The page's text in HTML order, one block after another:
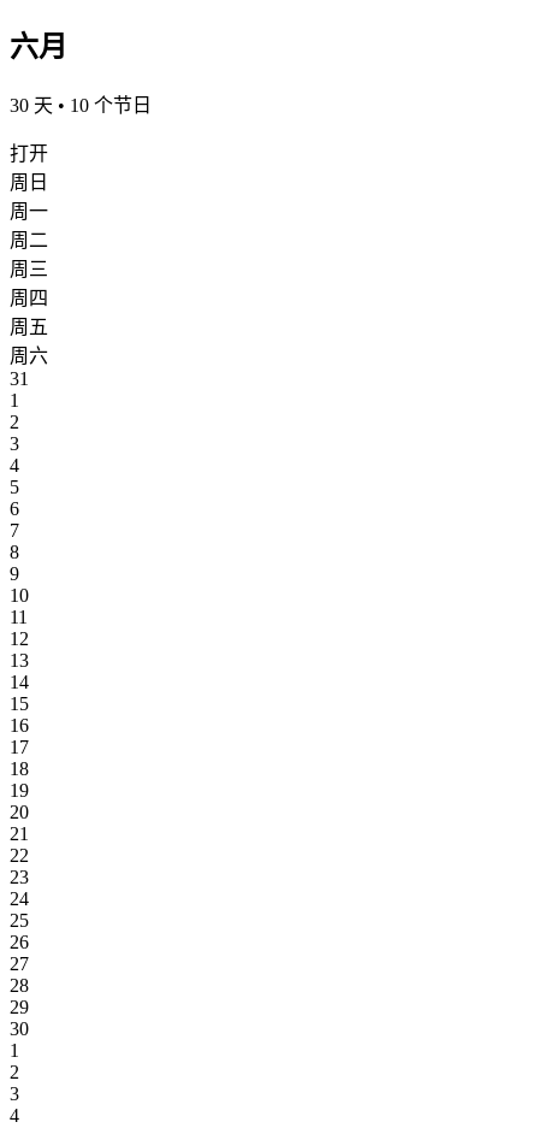
六月
30 天 • 10 个节日
打开
周日
周一
周二
周三
周四
周五
周六
31
1
2
3
4
5
6
7
8
9
10
11
12
13
14
15
16
17
18
19
20
21
22
23
24
25
26
27
28
29
30
1
2
3
4